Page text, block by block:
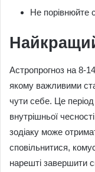
Не порівнюйте
Астропрогноз на 8-
якому важливими
чути себе. Це
внутрішньої
зодіаку може
сповільнитися,
нарешті завершити